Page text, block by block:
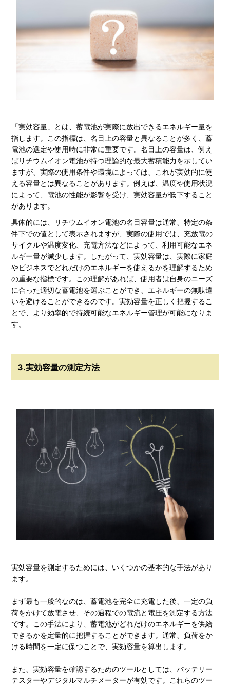
「実効容量」とは、蓄電池が実際に放出できるエネルギー量を
指します。この指標は、名目上の容量と異なることが多く、蓄
電池の選定や使用時に非常に重要です。名目上の容量は、例え
ばリチウムイオン電池が持つ理論的な最大蓄積能力を示してい
ますが、実際の使用条件や環境によっては、これが実効的に使
える容量とは異なることがあります。例えば、温度や使用状況
によって、電池の性能が影響を受け、実効容量が低下すること
があります。
具体的には、リチウムイオン電池の名目容量は通常、特定の条
件下での値として表示されますが、実際の使用では、充放電の
サイクルや温度変化、充電方法などによって、利用可能なエネ
ルギー量が減少します。したがって、実効容量は、実際に家庭
やビジネスでどれだけのエネルギーを使えるかを理解するため
の重要な指標です。この理解があれば、使用者は自身のニーズ
に合った適切な蓄電池を選ぶことができ、エネルギーの無駄遣
いを避けることができるのです。実効容量を正しく把握するこ
とで、より効率的で持続可能なエネルギー管理が可能になりま
す。
3.実効容量の測定方法
実効容量を測定するためには、いくつかの基本的な手法があり
ます。
まず最も一般的なのは、蓄電池を完全に充電した後、一定の負
荷をかけて放電させ、その過程での電流と電圧を測定する方法
です。この手法により、蓄電池がどれだけのエネルギーを供給
できるかを定量的に把握することができます。通常、負荷をか
ける時間を一定に保つことで、実効容量を算出します。
また、実効容量を確認するためのツールとしては、バッテリー
テスターやデジタルマルチメーターが有効です。これらのツー